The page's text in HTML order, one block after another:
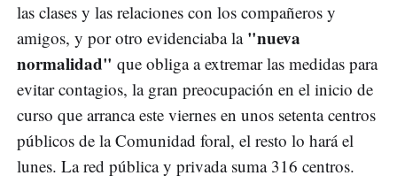
las clases y las relaciones con los compañeros y
amigos, y por otro evidenciaba la"nueva
normalidad" que obliga a extremar las medidas para
evitar contagios, la gran preocupación en el inicio de
curso que arranca este viernes en unos setenta centros
públicos de la Comunidad foral, el resto lo hará el
lunes. La red pública y privada suma 316 centros.